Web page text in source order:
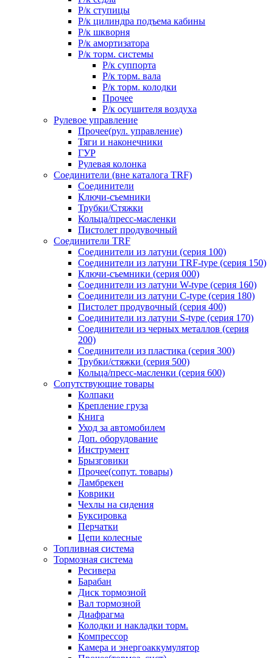
Р/к ступицы
Р/к цилиндра подъема кабины
Р/к шкворня
Р/к амортизатора
Р/к торм. системы
Р/к суппорта
Р/к торм. вала
Р/к торм. колодки
Прочее
Р/к осушителя воздуха
Рулевое управление
Прочее(рул. управление)
Тяги и наконечники
ГУР
Рулевая колонка
Соединители (вне каталога TRF)
Соединители
Ключи-cъемники
Трубки/Стяжки
Кольца/пресс-масленки
Пистолет продувочный
Соединители TRF
Соединители из латуни (серия 100)
Соединители из латуни TRF-type (серия 150)
Ключи-съемники (серия 000)
Соединители из латуни W-type (серия 160)
Соединители из латуни С-type (серия 180)
Пистолет продувочный (серия 400)
Соединители из латуни S-type (серия 170)
Соединители из черных металлов (серия
200)
Соединители из пластика (серия 300)
Трубки/стяжки (серия 500)
Кольца/пресс-масленки (серия 600)
Сопутствующие товары
Колпаки
Крепление груза
Книга
Уход за автомобилем
Доп. оборудование
Инструмент
Брызговики
Прочее(сопут. товары)
Ламбрекен
Коврики
Чехлы на сидения
Буксировка
Перчатки
Цепи колесные
Топливная система
Тормозная система
Ресивера
Барабан
Диск тормозной
Вал тормозной
Диафрагма
Колодки и накладки торм.
Компрессор
Камера и энергоаккумулятор